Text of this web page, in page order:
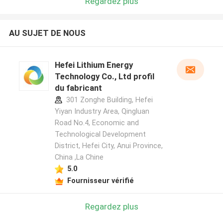
AU SUJET DE NOUS
Hefei Lithium Energy
Technology Co., Ltd profil
du fabricant
301 Zonghe Building, Hefei
Yiyan Industry Area, Qingluan
Road No.4, Economic and
Technological Development
District, Hefei City, Anui Province,
China ,La Chine
5.0
Fournisseur vérifié
Regardez plus